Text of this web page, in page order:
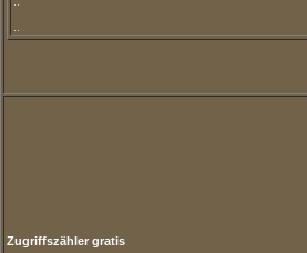
Zugriffszähler gratis